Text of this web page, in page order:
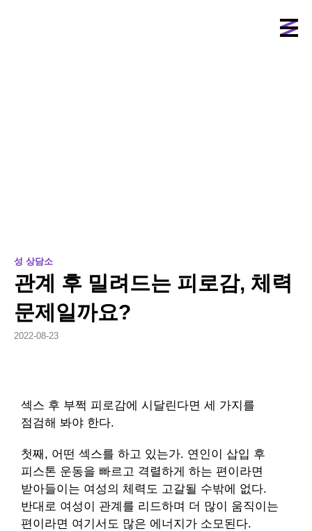
성 상담소
관계 후 밀려드는 피로감, 체력
문제일까요?
2022-08-23
섹스 후 부쩍 피로감에 시달린다면 세 가지를
점검해 봐야 한다.
첫째, 어떤 섹스를 하고 있는가. 연인이 삽입 후
피스톤 운동을 빠르고 격렬하게 하는 편이라면
받아들이는 여성의 체력도 고갈될 수밖에 없다.
반대로 여성이 관계를 리드하며 더 많이 움직이는
편이라면 여기서도 많은 에너지가 소모된다.